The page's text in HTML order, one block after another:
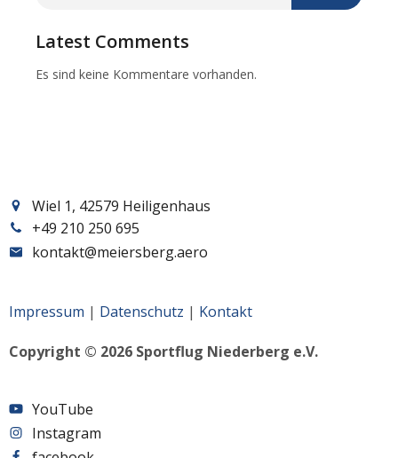
Latest Comments
Es sind keine Kommentare vorhanden.
Wiel 1, 42579 Heiligenhaus
+49 210 250 695
kontakt@meiersberg.aero
Impressum | Datenschutz | Kontakt
Copyright © 2026 Sportflug Niederberg e.V.
YouTube
Instagram